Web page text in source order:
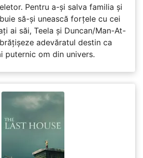
Pentru a-și salva familia și
să-și unească forțele cu cei
ai săi, Teela și Duncan/Man-At-
adevăratul destin ca
puternic om din univers.